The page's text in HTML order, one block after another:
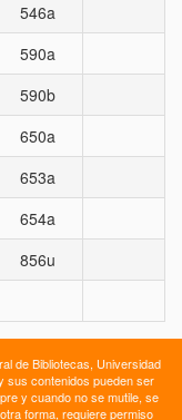
546a
590a
590b
650a
653a
654a
856u
de Bibliotecas, Universidad
sus contenidos pueden ser
y cuando no se mutile, se
forma, requiere permiso